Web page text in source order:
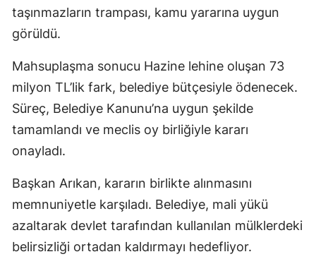
taşınmazların trampası, kamu yararına uygun
görüldü.
Mahsuplaşma sonucu Hazine lehine oluşan 73
milyon TL’lik fark, belediye bütçesiyle ödenecek.
Süreç, Belediye Kanunu’na uygun şekilde
tamamlandı ve meclis oy birliğiyle kararı
onayladı.
Başkan Arıkan, kararın birlikte alınmasını
memnuniyetle karşıladı. Belediye, mali yükü
azaltarak devlet tarafından kullanılan mülklerdeki
belirsizliği ortadan kaldırmayı hedefliyor.